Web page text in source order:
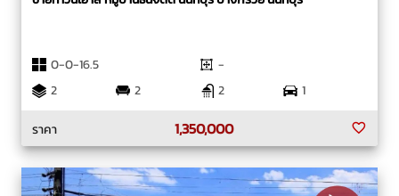
0-0-16.5
-
2
2 2
1
ราคา
1,350,000